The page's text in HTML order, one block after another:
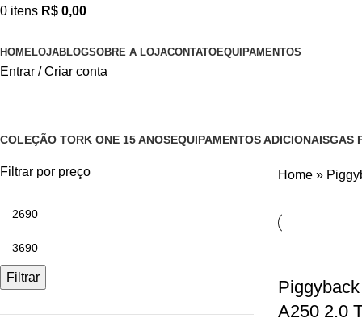
0 itens R$ 0,00
HOMELOJABLOGSOBRE A LOJACONTATOEQUIPAMENTOS
Entrar / Criar conta
COLEÇÃO TORK ONE 15 ANOSEQUIPAMENTOS ADICIONAISGAS
Filtrar por preço
Filtrar
Home»
A250 2.0